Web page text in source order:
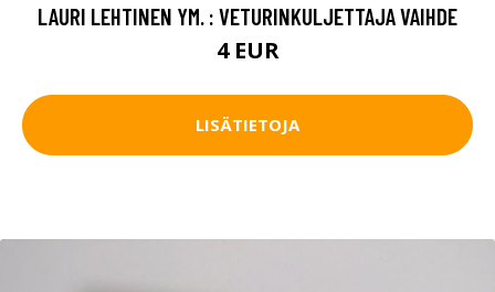
LAURI LEHTINEN YM. : VETURINKULJETTAJA VAIHDE
4 EUR
LISÄTIETOJA